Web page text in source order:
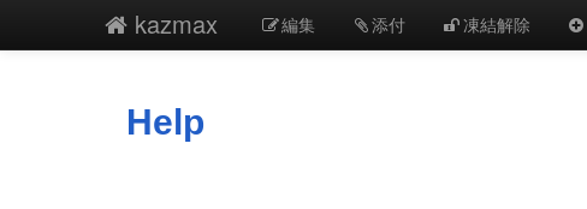
kazmax 編集 添付 凍結解除
Help